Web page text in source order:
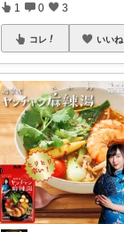
1 0 3
コレ いいね